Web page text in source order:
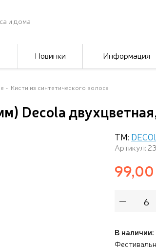
и дома
Новинки Информация
Кисти из синтетического волоса
Decola
ТМ:
Артикул:
99,00
В